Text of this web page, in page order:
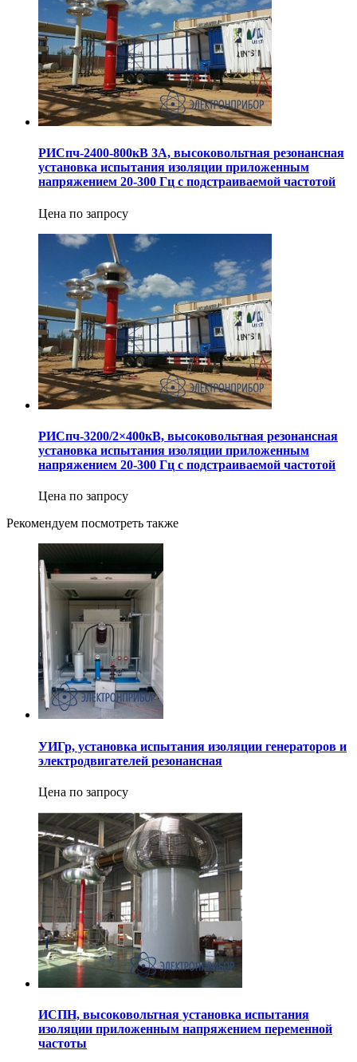
РИСпч-2400-800кВ 3А, высоковольтная резонансная
установка испытания изоляции приложенным
напряжением 20-300 Гц с подстраиваемой частотой
Цена по запросу
РИСпч-3200/2×400кВ, высоковольтная резонансная
установка испытания изоляции приложенным
напряжением 20-300 Гц с подстраиваемой частотой
Цена по запросу
Рекомендуем посмотреть также
УИГр, установка испытания изоляции генераторов и
электродвигателей резонансная
Цена по запросу
ИСПН, высоковольтная установка испытания
изоляции приложенным напряжением переменной
частоты